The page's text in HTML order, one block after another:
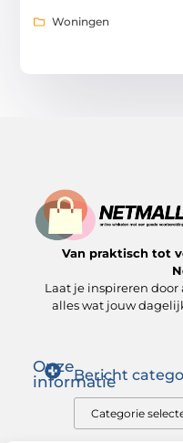
Woningen
Van praktisch tot
Laat je inspireren
alles wat jouw
Onze
informatie
Bericht